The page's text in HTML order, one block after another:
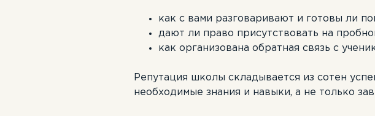
как с вами разговаривают и готовы ли
дают ли право присутствовать на
как организована обратная связь с
Репутация школы складывается из сотен
необходимые знания и навыки, а не только